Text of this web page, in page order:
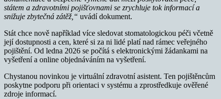
státem a zdravotními pojišťovnami se zrychluje tok informací a
snižuje zbytečná zátěž,“ uvádí dokument.
Stát chce nově například více sledovat stomatologickou péči včetně
její dostupnosti a cen, které si za ni lidé platí nad rámec veřejného
pojištění. Od ledna 2026 se počítá s elektronickými žádankami na
vyšetření a online objednáváním na vyšetření.
Chystanou novinkou je virtuální zdravotní asistent. Ten pojištěncům
poskytne podporu při orientaci v systému a zprostředkuje ověřené
zdroje informací.